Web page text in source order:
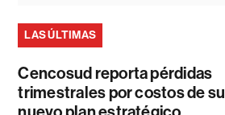
LAS ÚLTIMAS
Cencosud reporta pérdidas
trimestrales por costos de su